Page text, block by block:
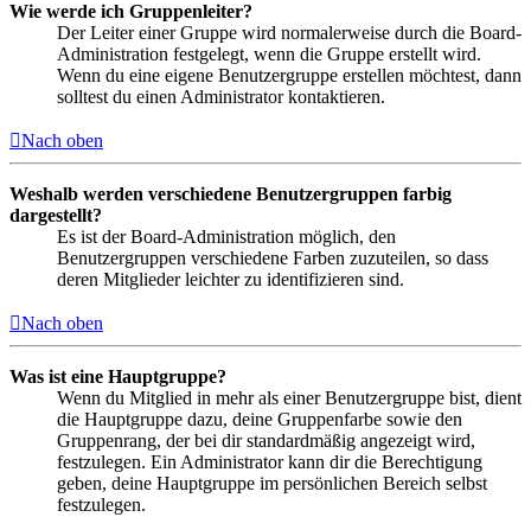
Wie werde ich Gruppenleiter?
Der Leiter einer Gruppe wird normalerweise durch die Board-
Administration festgelegt, wenn die Gruppe erstellt wird.
Wenn du eine eigene Benutzergruppe erstellen möchtest, dann
solltest du einen Administrator kontaktieren.
Nach oben
Weshalb werden verschiedene Benutzergruppen farbig
dargestellt?
Es ist der Board-Administration möglich, den
Benutzergruppen verschiedene Farben zuzuteilen, so dass
deren Mitglieder leichter zu identifizieren sind.
Nach oben
Was ist eine Hauptgruppe?
Wenn du Mitglied in mehr als einer Benutzergruppe bist, dient
die Hauptgruppe dazu, deine Gruppenfarbe sowie den
Gruppenrang, der bei dir standardmäßig angezeigt wird,
festzulegen. Ein Administrator kann dir die Berechtigung
geben, deine Hauptgruppe im persönlichen Bereich selbst
festzulegen.